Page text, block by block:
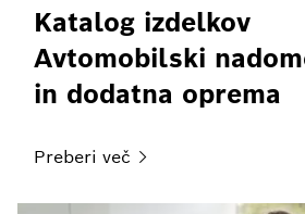
Katalog izdelkov
Avtomobilski
in dodatna oprema
Preberi več